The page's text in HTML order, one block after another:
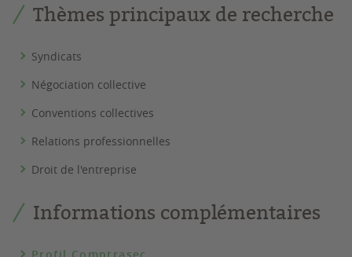
Thèmes principaux de recherche
Syndicats
Négociation collective
Conventions collectives
Relations professionnelles
Droit de l'entreprise
Informations complémentaires